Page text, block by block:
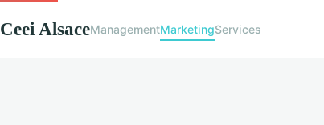
Ceei AlsaceManagementMarketingServices